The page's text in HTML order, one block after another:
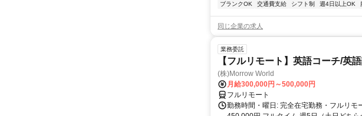
ブランクOK
交通費支給 シフト制 週4日以上OK
同じ企業の求人
業務委託
【フルリモート】英語コーチ/英
(株)Morrow World
月給300,000円～500,000円
フルリモート
勤務時間・曜日: 完全在宅勤務・フルリ